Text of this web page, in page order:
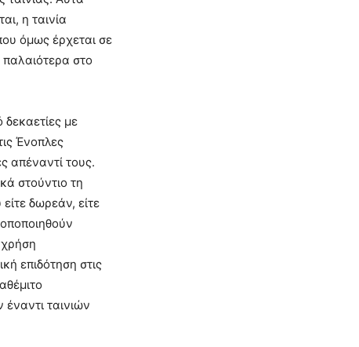
η ταινία
όμως έρχεται σε
παλαιότερα στο
δεκαετίες με
Ένοπλες
απέναντί τους.
στούντιο τη
δωρεάν, είτε
επιδότηση στις
ταινιών